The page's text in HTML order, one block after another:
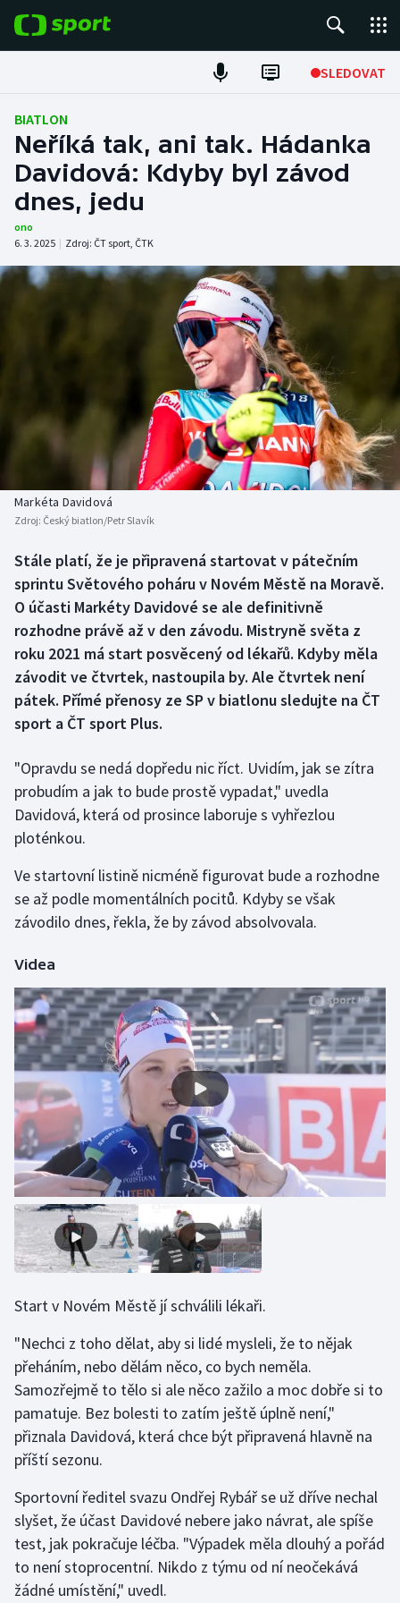
SLEDOVAT
Fotbal
Hokej
Tenis
Atletika
Cyklistika
Baseball a softbal
Basketbal
Biatlon
Box
Curling
Dostihy
Florbal
Golf
Gymnastika
Házená
Jezdectví
Judo
Krasobruslení
Lezení
Lyže a snowboard
Moderní pětiboj
Motorsport
Olympijské hry
Parasport
Plavání
Plážový volejbal
Ragby
Rychlobruslení
Rychlostní kanoistika
Short track
Sportovní střelba
Soutěže
Historické návraty
Aplikace ČT sport
BIATLON
Neříká tak, ani tak. Hádanka
Davidová: Kdyby byl závod
dnes, jedu
ono
6. 3. 2025 | Zdroj: ČT sport, ČTK
Markéta Davidová
Zdroj: Český biatlon/Petr Slavík
Stále platí, že je připravená startovat v pátečním
sprintu Světového poháru v Novém Městě na Moravě.
O účasti Markéty Davidové se ale definitivně
rozhodne právě až v den závodu. Mistryně světa z
roku 2021 má start posvěcený od lékařů. Kdyby měla
závodit ve čtvrtek, nastoupila by. Ale čtvrtek není
pátek. Přímé přenosy ze SP v biatlonu sledujte na ČT
sport a ČT sport Plus.
"Opravdu se nedá dopředu nic říct. Uvidím, jak se zítra
probudím a jak to bude prostě vypadat," uvedla
Davidová, která od prosince laboruje s vyhřezlou
ploténkou.
Ve startovní listině nicméně figurovat bude a rozhodne
se až podle momentálních pocitů. Kdyby se však
závodilo dnes, řekla, že by závod absolvovala.
Videa
Start v Novém Městě jí schválili lékaři.
"Nechci z toho dělat, aby si lidé mysleli, že to nějak
přeháním, nebo dělám něco, co bych neměla.
Samozřejmě to tělo si ale něco zažilo a moc dobře si to
pamatuje. Bez bolesti to zatím ještě úplně není,"
přiznala Davidová, která chce být připravená hlavně na
příští sezonu.
Sportovní ředitel svazu Ondřej Rybář se už dříve nechal
slyšet, že účast Davidové nebere jako návrat, ale spíše
test, jak pokračuje léčba. "Výpadek měla dlouhý a pořád
to není stoprocentní. Nikdo z týmu od ní neočekává
žádné umístění," uvedl.